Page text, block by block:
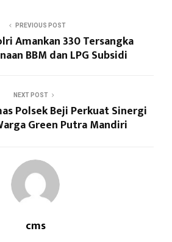
PREVIOUS POST
Amankan 330 Tersangka
BBM dan LPG Subsidi
NEXT POST
Polsek Beji Perkuat Sinergi
Green Putra Mandiri
cms